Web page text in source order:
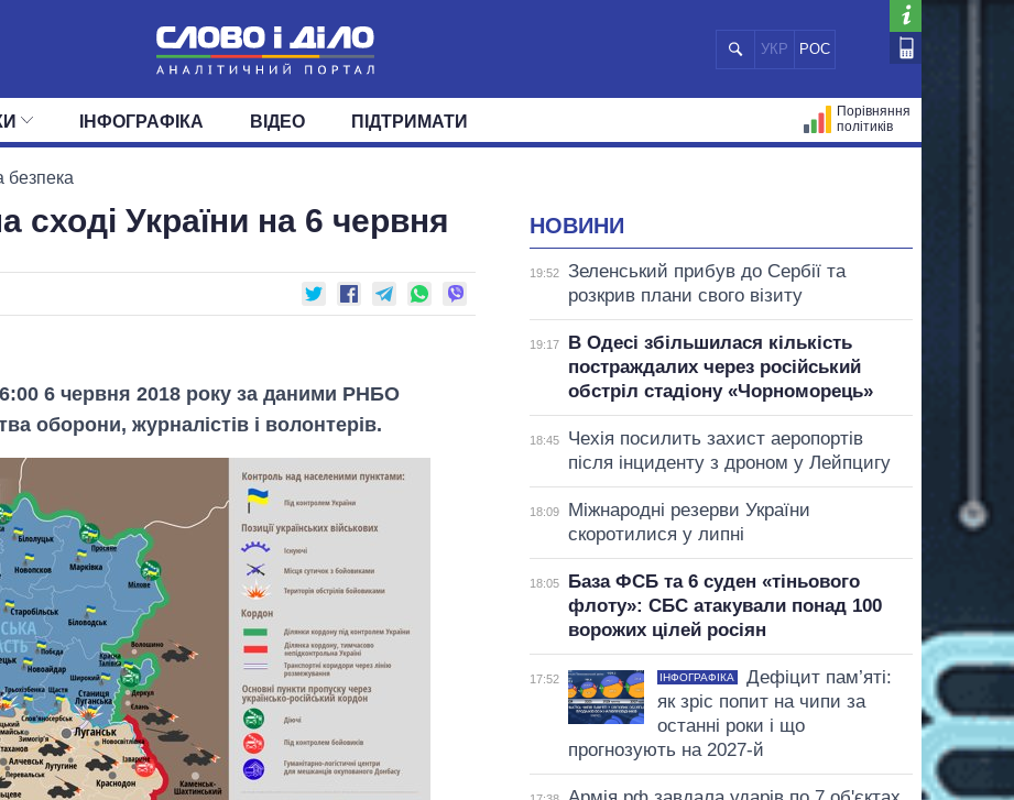
УКР РОС
СТРІЧКА
ПОЛІТИКА ЕКОНОМІКА СУСПІЛЬСТВО СВІТ
ОФІС ВЕРХОВНА РАДА
ДЕПУТАТИ КОМІТЕТИ ФРАКЦІЇ ОКРУГИ
ІНФОГРАФІКА ВІДЕО ПІДТРИМАТИ
Порівняння
політиків
безпека
сході України на 6 червня
6 червня 2018 року за даними РНБО
оборони, журналістів і волонтерів.
НОВИНИ
19:52
Зеленський прибув до Сербії та
розкрив плани свого візиту
19:17
В Одесі збільшилася кількість
постраждалих через російський
обстріл стадіону «Чорноморець»
18:45
Чехія посилить захист аеропортів
після інциденту з дроном у Лейпцигу
18:09
Міжнародні резерви України
скоротилися у липні
18:05
База ФСБ та 6 суден «тіньового
флоту»: СБС атакували понад 100
ворожих цілей росіян
17:52 ІНФОГРАФІКА
Дефіцит пам’яті:
як зріс попит на чипи за
останні роки і що
прогнозують на 2027-й